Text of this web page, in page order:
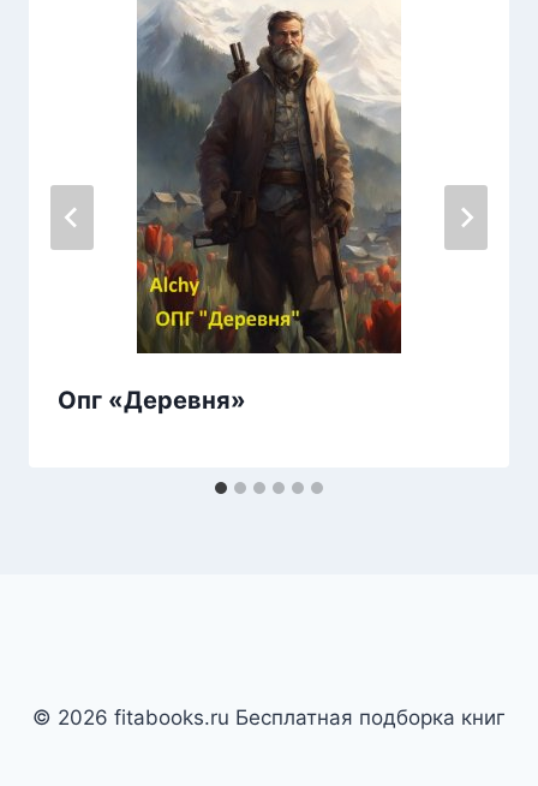
Опг «Деревня»
© 2026 fitabooks.ru Бесплатная подборка книг